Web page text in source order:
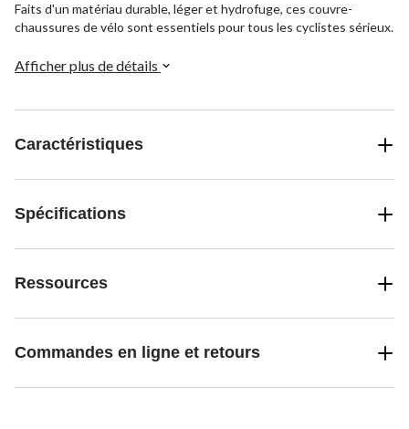
Faits d'un matériau durable, léger et hydrofuge, ces couvre-
chaussures de vélo sont essentiels pour tous les cyclistes sérieux.
Afficher plus de détails
Caractéristiques
Spécifications
Ressources
Commandes en ligne et retours